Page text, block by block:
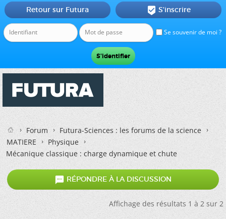
Se souvenir de moi ?
Retour sur Futura  S'inscrire
Forum
Futura-Sciences : les forums de la science
MATIERE
Physique
Mécanique classique : charge dynamique et chute
 RÉPONDRE À LA DISCUSSION
Affichage des résultats 1 à 2 sur 2